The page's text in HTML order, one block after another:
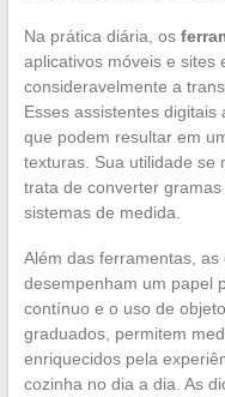
Na prática diária, os
aplicativos móveis e sites
consideravelmente a
Esses assistentes
que podem resultar em
texturas. Sua utilidade se
trata de converter
sistemas de medida.
Além das ferramentas, as
desempenham um papel
contínuo e o uso de
graduados, permitem
enriquecidos pela
cozinha no dia a dia. As